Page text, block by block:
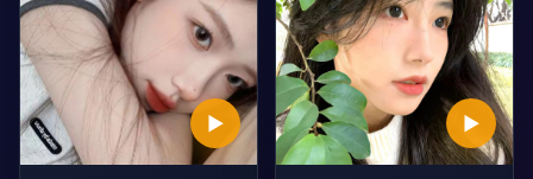
▶ ▶